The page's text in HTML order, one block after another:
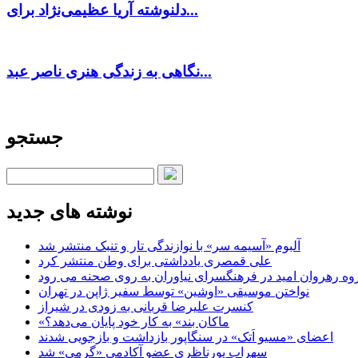
دلنوشته آریا عظیمی‌نژاد برای...
نگاهی به زندگی هنری ناصر عبد...
جستجو
نوشته های جدید
آلبوم «آسیمه سر» با نوازندگی تار و تنبک منتشر شد
علی قمصری یادداشتی برای وطن منتشر کرد
رهروان امید در فرهنگسرای نیاوران به روی صحنه می رود
نواختن موسیقی «اوشین» توسط سفیر ژاپن در تهران
کنسرت علیرضا قربانی به زودی در شیراز
«ماکان بند» به کار خود پایان می‌دهد؟
اعضای «مسیو اَتک» در سنگاپور بازداشت و بازجویی شدند
سهراب پورناظری عضو آکادمی «گرمی» شد